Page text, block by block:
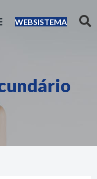
WEBSISTEMA